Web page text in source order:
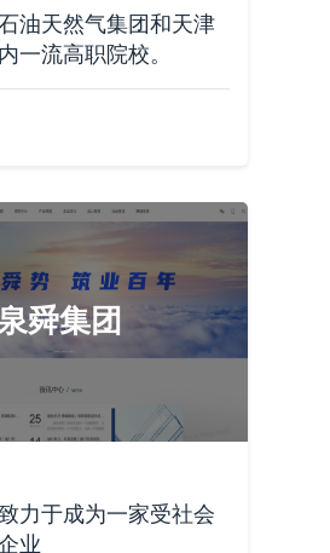
油天然气集团和天津
一流高职院校。
舜集团
力于成为一家受社会
业